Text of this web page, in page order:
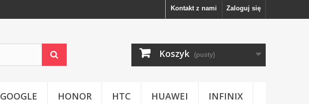
Zaloguj się
Kontakt z nami
Koszyk (pusty)
GOOGLE HONOR HTC HUAWEI INFINIX